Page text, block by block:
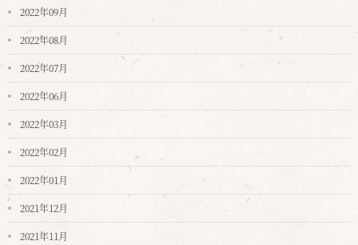
2022年09月
2022年08月
2022年07月
2022年06月
2022年03月
2022年02月
2022年01月
2021年12月
2021年11月